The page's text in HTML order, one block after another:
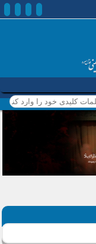
کلمات کلیدی خود را وارد
کنید